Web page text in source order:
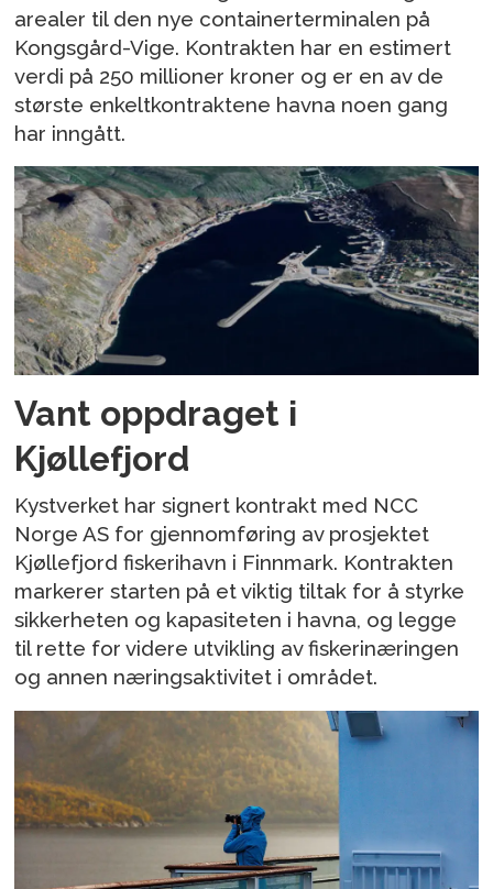
arealer til den nye containerterminalen på
Kongsgård-Vige. Kontrakten har en estimert
verdi på 250 millioner kroner og er en av de
største enkeltkontraktene havna noen gang
har inngått.
Vant oppdraget i
Kjøllefjord
Kystverket har signert kontrakt med NCC
Norge AS for gjennomføring av prosjektet
Kjøllefjord fiskerihavn i Finnmark. Kontrakten
markerer starten på et viktig tiltak for å styrke
sikkerheten og kapasiteten i havna, og legge
til rette for videre utvikling av fiskerinæringen
og annen næringsaktivitet i området.